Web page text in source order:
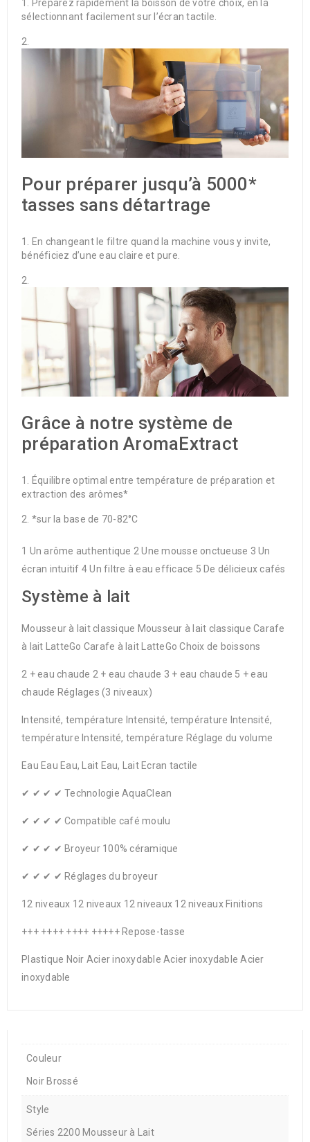
Préparez rapidement la boisson de votre choix, en la
sélectionnant facilement sur l’écran tactile.
Pour préparer jusqu’à 5000*
tasses sans détartrage
En changeant le filtre quand la machine vous y invite,
bénéficiez d’une eau claire et pure.
Grâce à notre système de
préparation AromaExtract
Équilibre optimal entre température de préparation et
extraction des arômes*
*sur la base de 70-82°C
1 Un arôme authentique 2 Une mousse onctueuse 3 Un
écran intuitif 4 Un filtre à eau efficace 5 De délicieux cafés
Système à lait
Mousseur à lait classique Mousseur à lait classique Carafe
à lait LatteGo Carafe à lait LatteGo Choix de boissons
2 + eau chaude 2 + eau chaude 3 + eau chaude 5 + eau
chaude Réglages (3 niveaux)
Intensité, température Intensité, température Intensité,
température Intensité, température Réglage du volume
Eau Eau Eau, Lait Eau, Lait Ecran tactile
✔ ✔ ✔ ✔ Technologie AquaClean
✔ ✔ ✔ ✔ Compatible café moulu
✔ ✔ ✔ ✔ Broyeur 100% céramique
✔ ✔ ✔ ✔ Réglages du broyeur
12 niveaux 12 niveaux 12 niveaux 12 niveaux Finitions
+++ ++++ ++++ +++++ Repose-tasse
Plastique Noir Acier inoxydable Acier inoxydable Acier
inoxydable
Couleur
Noir Brossé
Style
Séries 2200 Mousseur à Lait